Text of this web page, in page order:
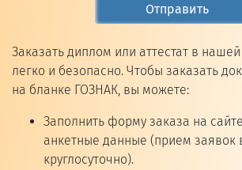
Отправить
Заказать диплом или аттестат в
легко и безопасно. Чтобы заказать
на бланке ГОЗНАК, вы можете:
Заполнить форму заказа на
анкетные данные (прием заявок
круглосуточно).